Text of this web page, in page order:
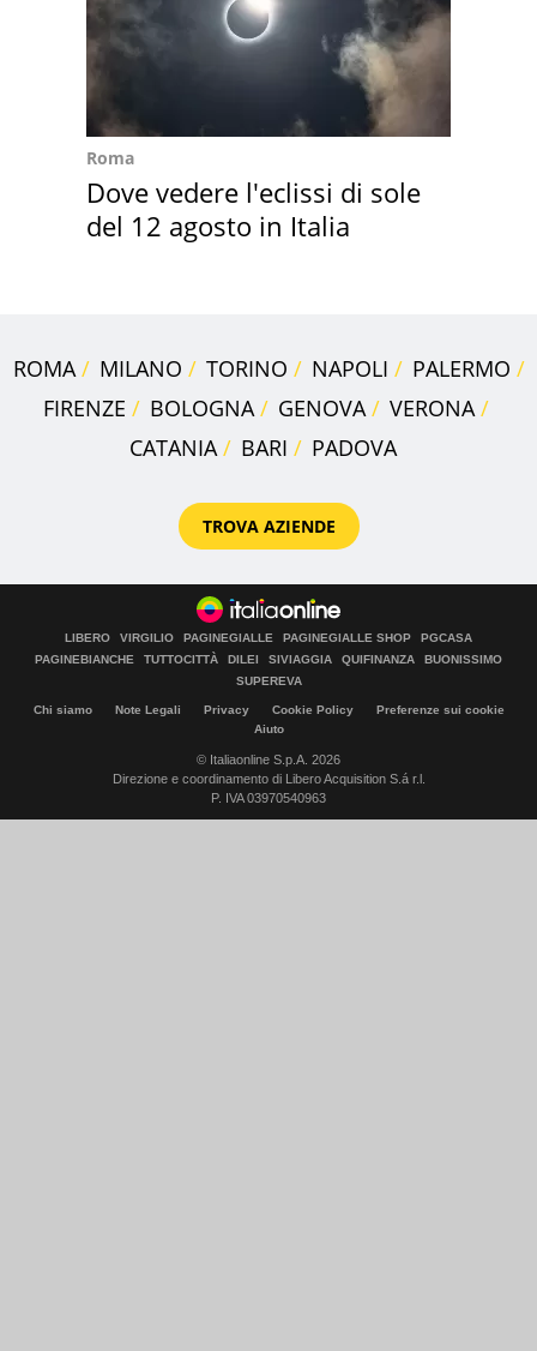
Roma
Dove vedere l'eclissi di sole
del 12 agosto in Italia
ROMA MILANO TORINO NAPOLI
PALERMO
FIRENZE
BOLOGNA GENOVA
VERONA
CATANIA
BARI PADOVA
TROVA AZIENDE
LIBERO VIRGILIO PAGINEGIALLE PAGINEGIALLE SHOP
PGCASA
PAGINEBIANCHE
TUTTOCITTÀ DILEI SIVIAGGIA QUIFINANZA
BUONISSIMO
SUPEREVA
Chi siamo Note Legali Privacy Cookie Policy
Preferenze sui cookie
Aiuto
© Italiaonline S.p.A. 2026
Direzione e coordinamento di Libero Acquisition S.á r.l.
P. IVA 03970540963